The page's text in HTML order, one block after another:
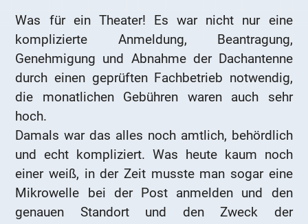
Was für ein Theater! Es war nicht nur eine
komplizierte Anmeldung, Beantragung,
Genehmigung und Abnahme der Dachantenne
durch einen geprüften Fachbetrieb notwendig,
die monatlichen Gebühren waren auch sehr
hoch.
Damals war das alles noch amtlich, behördlich
und echt kompliziert. Was heute kaum noch
einer weiß, in der Zeit musste man sogar eine
Mikrowelle bei der Post anmelden und den
genauen Standort und den Zweck der